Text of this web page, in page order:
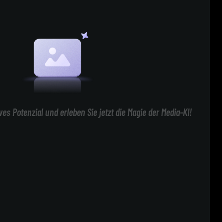
Potenzial und erleben Sie jetzt die Magie der Media-KI!